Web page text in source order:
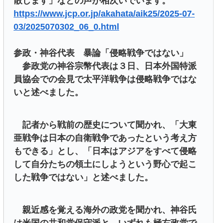
https://www.jcp.or.jp/akahata/aik25/2025-07-
03/2025070302_06_0.html
参政・神谷代表 暴論「侵略戦争ではない」
参政党の神谷宗幣代表は３日、日本外国特派
員協会での会見で太平洋戦争は侵略戦争ではな
いと述べました。
記者から戦前の歴史について聞かれ、「大東
亜戦争は日本の自衛戦争であったという考え方
もできる」とし、「日本はアジアをすべて侵略
して自分たちの領土にしようという野心で起こ
した戦争ではない」と述べました。
親近感を覚える海外の政党を聞かれ、神谷氏